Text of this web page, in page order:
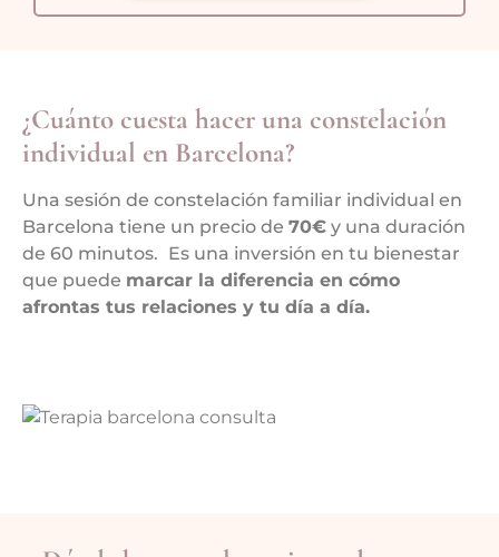
¿Cuánto cuesta hacer una constelación
individual en Barcelona?
Una sesión de constelación familiar individual en
Barcelona tiene un precio de 70€ y una duración
de 60 minutos. Es una inversión en tu bienestar
que puede marcar la diferencia en cómo
afrontas tus relaciones y tu día a día.